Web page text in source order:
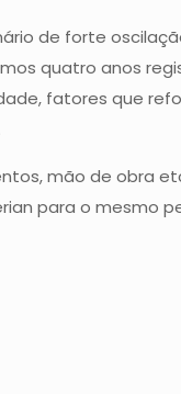
de forte
quatro anos
fatores que
mão de obra
para o mesmo